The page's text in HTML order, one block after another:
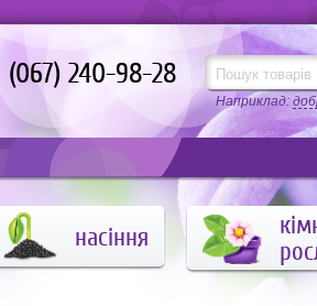
(067) 240-98-28
Наприклад:
насіння